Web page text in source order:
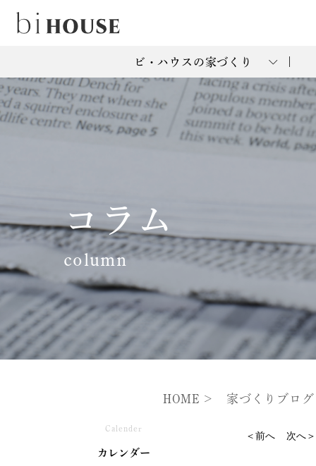
ビ・ハウスの家づくり
コラム
column
HOME 家づくりブログ
＜前へ 次へ＞
Calender
カレンダー